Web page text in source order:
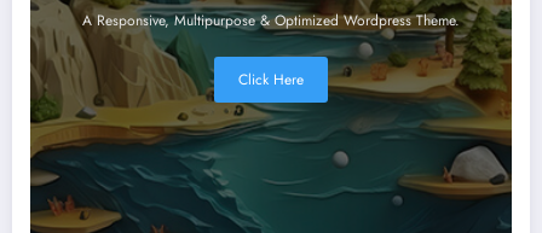
A Responsive, Multipurpose & Optimized Wordpress Theme.
Click Here